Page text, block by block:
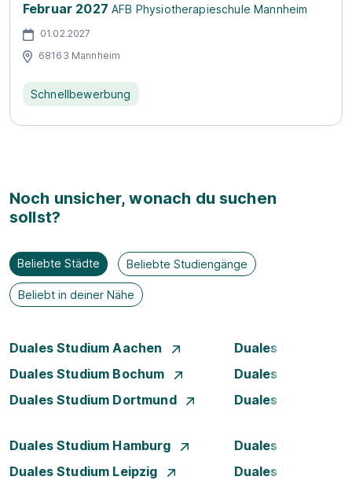
Februar 2027 AFB Physiotherapieschule Mannheim
01.02.2027
68163 Mannheim
Schnellbewerbung
Noch unsicher, wonach du suchen
sollst?
Beliebte Städte Beliebte Studiengänge
Beliebt in deiner Nähe
Duales Studium Aachen
Duales Studium
Duales Studium Bochum
Duales Studium
Duales Studium Dortmund
Duales Studium
Duales Studium Hamburg
Duales Studium
Duales Studium Leipzig
Duales Studium